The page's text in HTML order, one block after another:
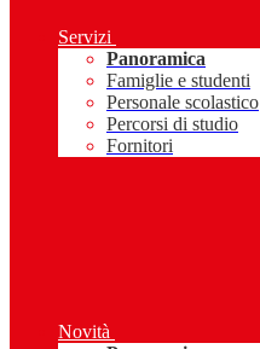
Servizi
Panoramica
Famiglie e studenti
Personale scolastico
Percorsi di studio
Fornitori
Novità